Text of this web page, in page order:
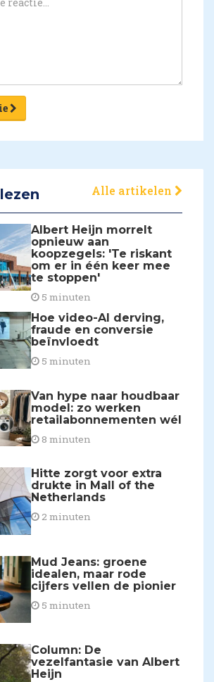
Alle artikelen
Albert Heijn morrelt
opnieuw aan
koopzegels: 'Te riskant
om er in één keer mee
te stoppen'
5 minuten
Hoe video-AI derving,
fraude en conversie
beïnvloedt
5 minuten
Van hype naar houdbaar
model: zo werken
retailabonnementen wél
8 minuten
Hitte zorgt voor extra
drukte in Mall of the
Netherlands
2 minuten
Mud Jeans: groene
idealen, maar rode
cijfers vellen de pionier
5 minuten
Column: De
vezelfantasie van Albert
Heijn